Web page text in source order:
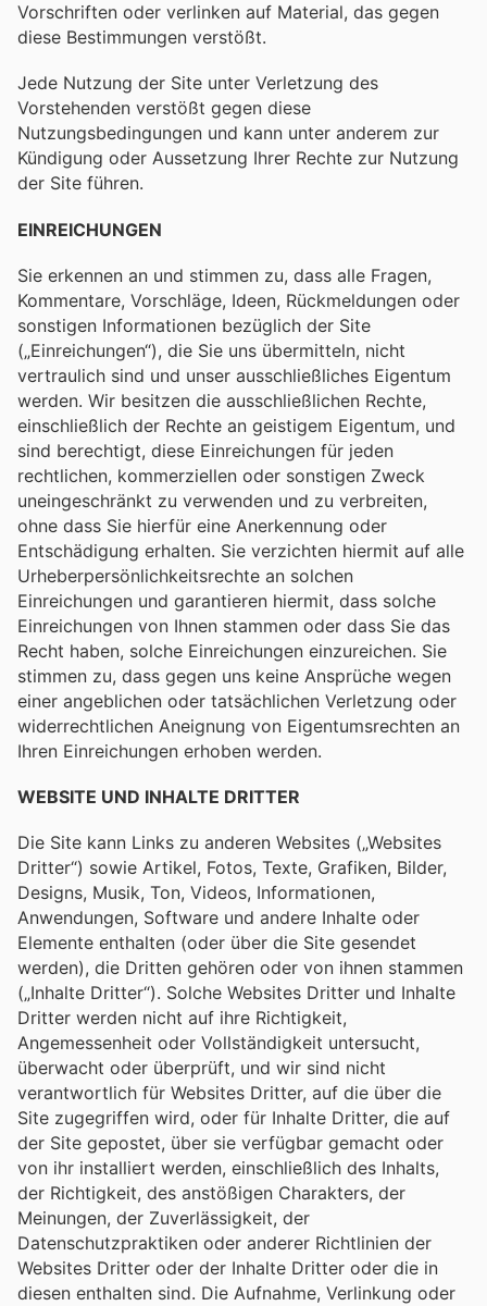
Vorschriften oder verlinken auf Material, das gegen
diese Bestimmungen verstößt.
Jede Nutzung der Site unter Verletzung des
Vorstehenden verstößt gegen diese
Nutzungsbedingungen und kann unter anderem zur
Kündigung oder Aussetzung Ihrer Rechte zur Nutzung
der Site führen.
EINREICHUNGEN
Sie erkennen an und stimmen zu, dass alle Fragen,
Kommentare, Vorschläge, Ideen, Rückmeldungen oder
sonstigen Informationen bezüglich der Site
(„Einreichungen“), die Sie uns übermitteln, nicht
vertraulich sind und unser ausschließliches Eigentum
werden. Wir besitzen die ausschließlichen Rechte,
einschließlich der Rechte an geistigem Eigentum, und
sind berechtigt, diese Einreichungen für jeden
rechtlichen, kommerziellen oder sonstigen Zweck
uneingeschränkt zu verwenden und zu verbreiten,
ohne dass Sie hierfür eine Anerkennung oder
Entschädigung erhalten. Sie verzichten hiermit auf alle
Urheberpersönlichkeitsrechte an solchen
Einreichungen und garantieren hiermit, dass solche
Einreichungen von Ihnen stammen oder dass Sie das
Recht haben, solche Einreichungen einzureichen. Sie
stimmen zu, dass gegen uns keine Ansprüche wegen
einer angeblichen oder tatsächlichen Verletzung oder
widerrechtlichen Aneignung von Eigentumsrechten an
Ihren Einreichungen erhoben werden.
WEBSITE UND INHALTE DRITTER
Die Site kann Links zu anderen Websites („Websites
Dritter“) sowie Artikel, Fotos, Texte, Grafiken, Bilder,
Designs, Musik, Ton, Videos, Informationen,
Anwendungen, Software und andere Inhalte oder
Elemente enthalten (oder über die Site gesendet
werden), die Dritten gehören oder von ihnen stammen
(„Inhalte Dritter“). Solche Websites Dritter und Inhalte
Dritter werden nicht auf ihre Richtigkeit,
Angemessenheit oder Vollständigkeit untersucht,
überwacht oder überprüft, und wir sind nicht
verantwortlich für Websites Dritter, auf die über die
Site zugegriffen wird, oder für Inhalte Dritter, die auf
der Site gepostet, über sie verfügbar gemacht oder
von ihr installiert werden, einschließlich des Inhalts,
der Richtigkeit, des anstößigen Charakters, der
Meinungen, der Zuverlässigkeit, der
Datenschutzpraktiken oder anderer Richtlinien der
Websites Dritter oder der Inhalte Dritter oder die in
diesen enthalten sind. Die Aufnahme, Verlinkung oder